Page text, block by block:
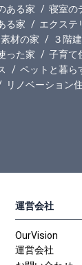
ある家
寝室の
る家
エクステ
材の家
３階
った家
子育て
ペットと暮ら
リノベーション
運営会社
OurVision
運営会社